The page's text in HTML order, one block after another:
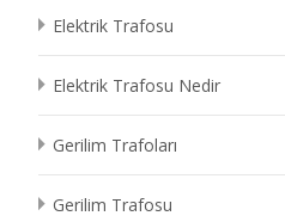
Elektrik Trafosu
Elektrik Trafosu Nedir
Gerilim Trafoları
Gerilim Trafosu